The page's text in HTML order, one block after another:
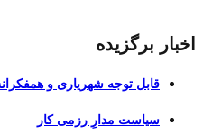
اخبار برگزیده
قابل توجه شهریاری و
سیاست مدارِ رزمی کار